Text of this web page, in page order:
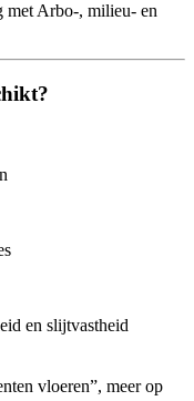
met Arbo-, milieu- en
en slijtvastheid
vloeren”, meer op